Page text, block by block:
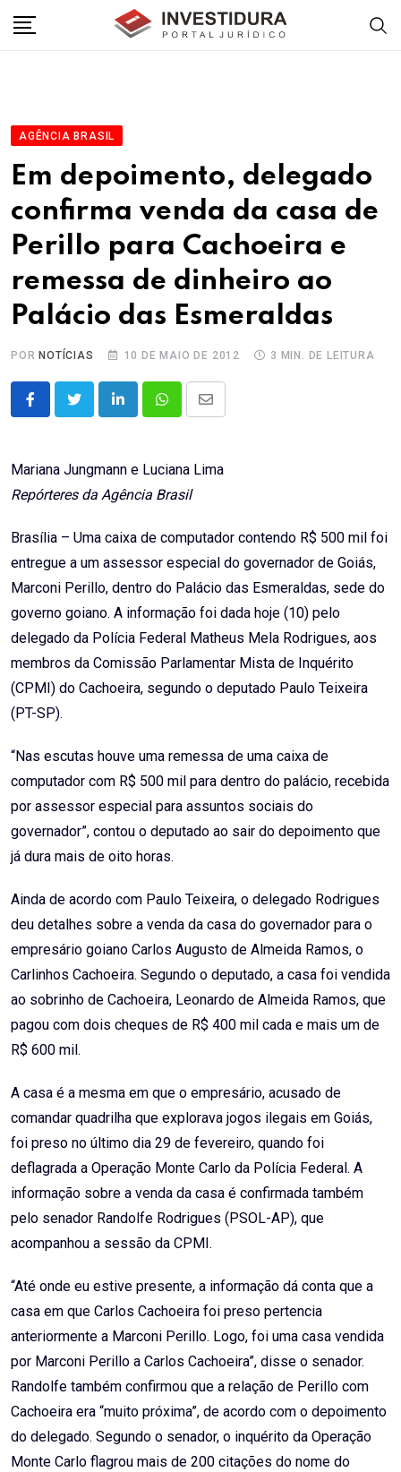
AGÊNCIA BRASIL
Em depoimento, delegado
confirma venda da casa de
Perillo para Cachoeira e
remessa de dinheiro ao
Palácio das Esmeraldas
POR NOTÍCIAS 10 DE MAIO DE 2012 3 MIN. DE LEITURA
LinkedInWhatsappShare
Mariana Jungmann e Luciana Lima
Repórteres da Agência Brasil
Brasília – Uma caixa de computador contendo R$ 500 mil foi
entregue a um assessor especial do governador de Goiás,
Marconi Perillo, dentro do Palácio das Esmeraldas, sede do
governo goiano. A informação foi dada hoje (10) pelo
delegado da Polícia Federal Matheus Mela Rodrigues, aos
membros da Comissão Parlamentar Mista de Inquérito
(CPMI) do Cachoeira, segundo o deputado Paulo Teixeira
(PT-SP).
“Nas escutas houve uma remessa de uma caixa de
computador com R$ 500 mil para dentro do palácio, recebida
por assessor especial para assuntos sociais do
governador”, contou o deputado ao sair do depoimento que
já dura mais de oito horas.
Ainda de acordo com Paulo Teixeira, o delegado Rodrigues
deu detalhes sobre a venda da casa do governador para o
empresário goiano Carlos Augusto de Almeida Ramos, o
Carlinhos Cachoeira. Segundo o deputado, a casa foi vendida
ao sobrinho de Cachoeira, Leonardo de Almeida Ramos, que
pagou com dois cheques de R$ 400 mil cada e mais um de
R$ 600 mil.
A casa é a mesma em que o empresário, acusado de
comandar quadrilha que explorava jogos ilegais em Goiás,
foi preso no último dia 29 de fevereiro, quando foi
deflagrada a Operação Monte Carlo da Polícia Federal. A
informação sobre a venda da casa é confirmada também
pelo senador Randolfe Rodrigues (PSOL-AP), que
acompanhou a sessão da CPMI.
“Até onde eu estive presente, a informação dá conta que a
casa em que Carlos Cachoeira foi preso pertencia
anteriormente a Marconi Perillo. Logo, foi uma casa vendida
por Marconi Perillo a Carlos Cachoeira”, disse o senador.
Randolfe também confirmou que a relação de Perillo com
Cachoeira era “muito próxima”, de acordo com o depoimento
do delegado. Segundo o senador, o inquérito da Operação
Monte Carlo flagrou mais de 200 citações do nome do